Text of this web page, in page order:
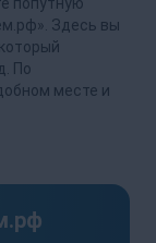
Здесь вы
По
месте и